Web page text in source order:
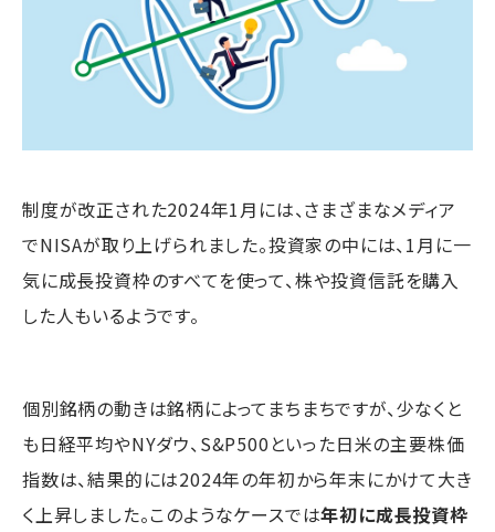
制度が改正された2024年1月には、さまざまなメディア
でNISAが取り上げられました。投資家の中には、1月に一
気に成長投資枠のすべてを使って、株や投資信託を購入
した人もいるようです。
個別銘柄の動きは銘柄によってまちまちですが、少なくと
も日経平均やNYダウ、S&P500といった日米の主要株価
指数は、結果的には2024年の年初から年末にかけて大き
く上昇しました。このようなケースでは年初に成長投資枠